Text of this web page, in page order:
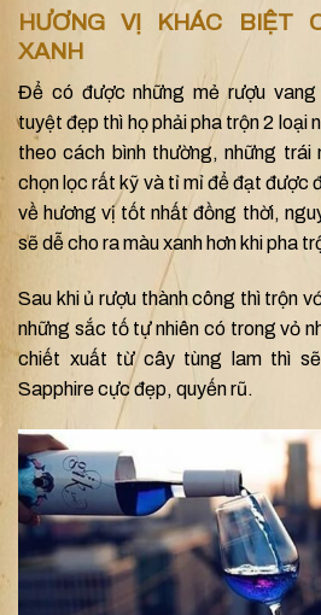
HƯƠNG VỊ KHÁC BIỆT
XANH
Để có được những mẻ rượu vang
tuyệt đẹp thì họ phải pha trộn 2 loại
theo cách bình thường, những trái
chọn lọc rất kỹ và tỉ mỉ để đạt được
về hương vị tốt nhất đồng thời,
sẽ dễ cho ra màu xanh hơn khi pha
Sau khi ủ rượu thành công thì trộn
những sắc tố tự nhiên có trong vỏ
chiết xuất từ cây tùng lam thì
Sapphire cực đẹp, quyến rũ.